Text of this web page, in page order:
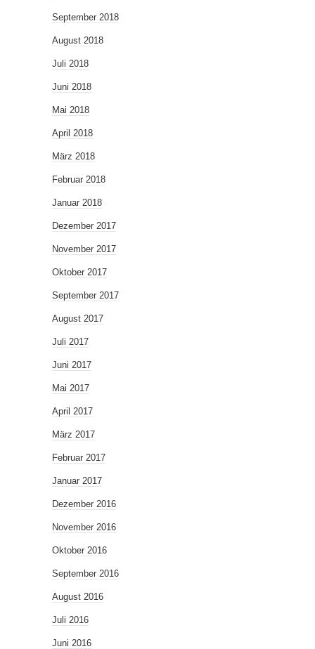
September 2018
August 2018
Juli 2018
Juni 2018
Mai 2018
April 2018
März 2018
Februar 2018
Januar 2018
Dezember 2017
November 2017
Oktober 2017
September 2017
August 2017
Juli 2017
Juni 2017
Mai 2017
April 2017
März 2017
Februar 2017
Januar 2017
Dezember 2016
November 2016
Oktober 2016
September 2016
August 2016
Juli 2016
Juni 2016